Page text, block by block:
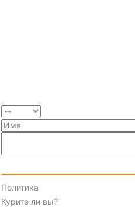
Политика
Курите ли вы?